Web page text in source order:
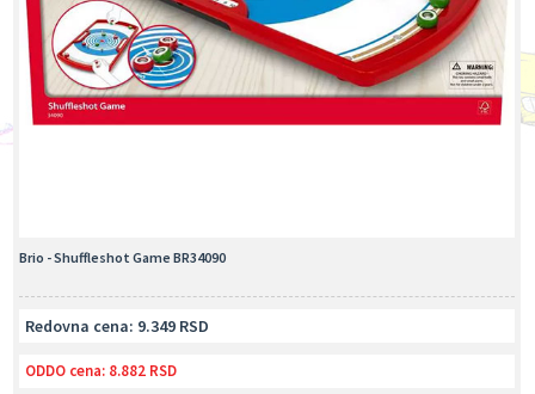
Brio - Shuffleshot Game BR34090
Redovna cena: 9.349 RSD
ODDO cena: 8.882 RSD